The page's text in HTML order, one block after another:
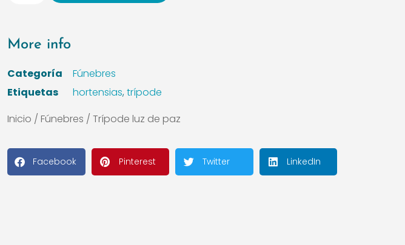
More info
Categoría
Fúnebres
Etiquetas
hortensias,trípode
Inicio / Fúnebres / Trípode luz de paz
Facebook Pinterest Twitter LinkedIn